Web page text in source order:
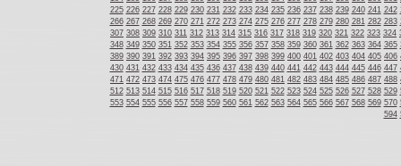
225 226 227 228 229 230 231 232 233 234 235 236 237 238 239 240 241 242
266 267 268 269 270 271 272 273 274 275 276 277 278 279 280 281 282 283
307 308 309 310 311 312 313 314 315 316 317 318 319 320 321 322 323 324
348 349 350 351 352 353 354 355 356 357 358 359 360 361 362 363 364 365
389 390 391 392 393 394 395 396 397 398 399 400 401 402 403 404 405 406
430 431 432 433 434 435 436 437 438 439 440 441 442 443 444 445 446 447
471 472 473 474 475 476 477 478 479 480 481 482 483 484 485 486 487 488
512 513 514 515 516 517 518 519 520 521 522 523 524 525 526 527 528 529
553 554 555 556 557 558 559 560 561 562 563 564 565 566 567 568 569 570
594